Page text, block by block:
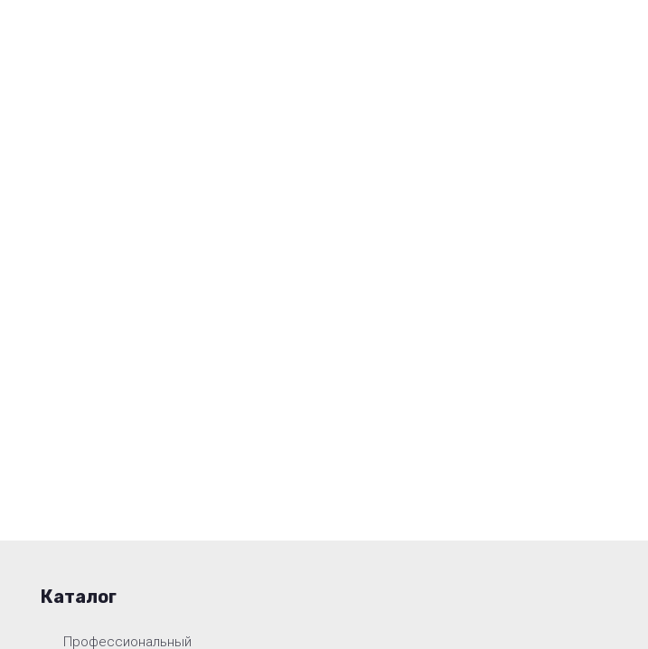
Каталог
Профессиональный